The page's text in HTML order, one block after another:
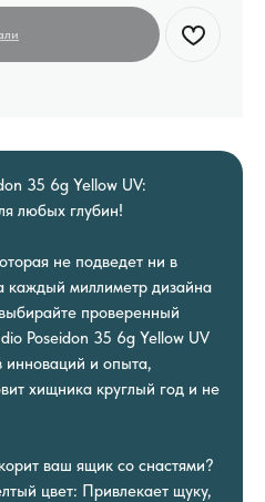
35 6g Yellow UV:
любых глубин!
не подведет ни в
каждый миллиметр дизайна
проверенный
Poseidon 35 6g Yellow UV
и опыта,
хищника круглый год и не
ваш ящик со снастями?
цвет: Привлекает щуку,